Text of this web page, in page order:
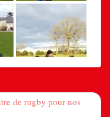
de rugby pour nos